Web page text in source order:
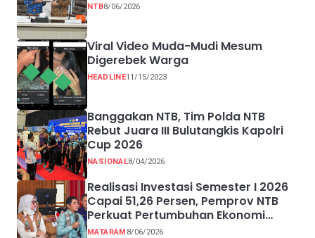
NTB8/06/2026
Viral Video Muda-Mudi Mesum
Digerebek Warga
HEADLINE11/15/2023
Banggakan NTB, Tim Polda NTB
Rebut Juara III Bulutangkis Kapolri
Cup 2026
NASIONAL8/04/2026
Realisasi Investasi Semester I 2026
Capai 51,26 Persen, Pemprov NTB
Perkuat Pertumbuhan Ekonomi
Inklusif melalui UMKM
MATARAM 8/06/2026